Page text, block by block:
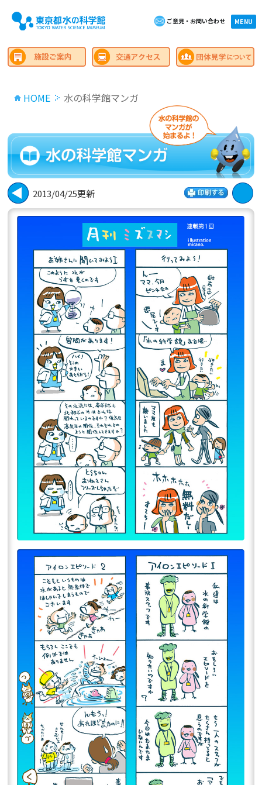
ご意見・お問い合わせ MENU
×close
HOME 水の科学館マンガ
2013/04/25更新